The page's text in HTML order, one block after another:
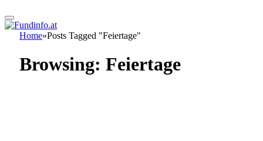
Home»Posts Tagged "Feiertage"
Browsing: Feiertage